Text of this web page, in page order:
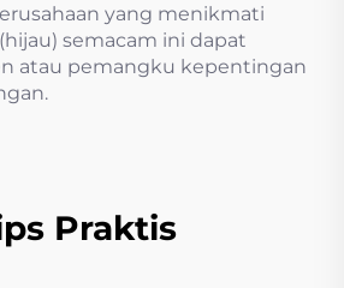
yang menikmati
semacam ini dapat
atau pemangku kepentingan
Praktis